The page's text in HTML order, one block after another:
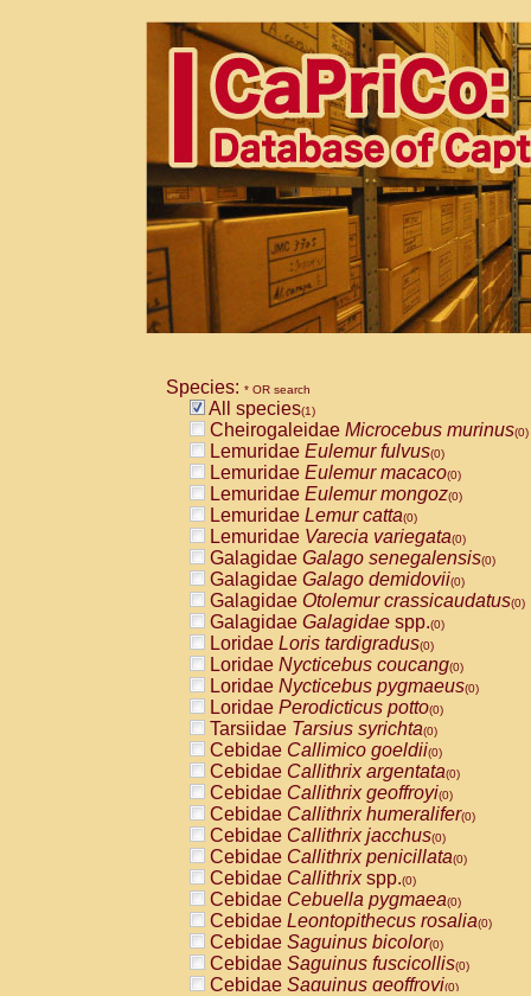
Species: * OR search
All species(1)
Cheirogaleidae Microcebus murinus(0)
Lemuridae Eulemur fulvus(0)
Lemuridae Eulemur macaco(0)
Lemuridae Eulemur mongoz(0)
Lemuridae Lemur catta(0)
Lemuridae Varecia variegata(0)
Galagidae Galago senegalensis(0)
Galagidae Galago demidovii(0)
Galagidae Otolemur crassicaudatus(0)
Galagidae Galagidae spp.(0)
Loridae Loris tardigradus(0)
Loridae Nycticebus coucang(0)
Loridae Nycticebus pygmaeus(0)
Loridae Perodicticus potto(0)
Tarsiidae Tarsius syrichta(0)
Cebidae Callimico goeldii(0)
Cebidae Callithrix argentata(0)
Cebidae Callithrix geoffroyi(0)
Cebidae Callithrix humeralifer(0)
Cebidae Callithrix jacchus(0)
Cebidae Callithrix penicillata(0)
Cebidae Callithrixspp.(0)
Cebidae Cebuella pygmaea(0)
Cebidae Leontopithecus rosalia(0)
Cebidae Saguinus bicolor(0)
Cebidae Saguinus fuscicollis(0)
Cebidae Saguinus geoffroyi(0)